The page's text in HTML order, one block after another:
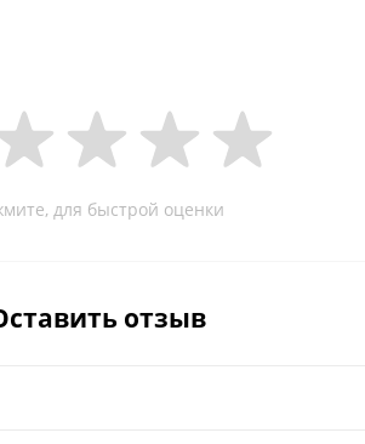
для быстрой оценки
отзыв